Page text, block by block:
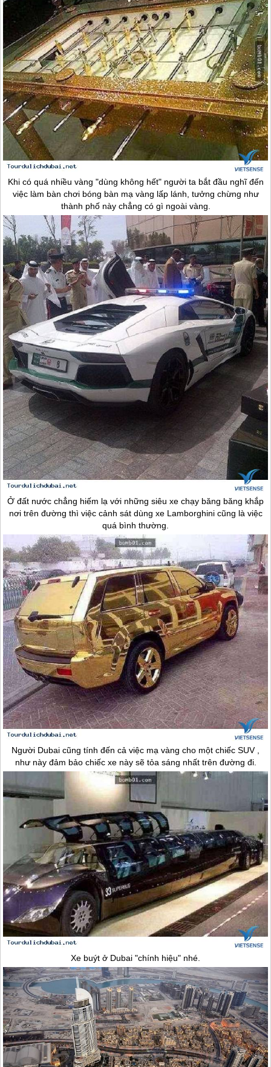
Khi có quá nhiều vàng "dùng không hết" người ta bắt đầu nghĩ đến
việc làm bàn chơi bóng bàn mạ vàng lấp lánh, tưởng chừng như
thành phố này chẳng có gì ngoài vàng.
Ở đất nước chẳng hiếm lạ với những siêu xe chạy băng băng khắp
nơi trên đường thì việc cảnh sát dùng xe Lamborghini cũng là việc
quá bình thường.
Người Dubai cũng tính đến cả việc mạ vàng cho một chiếc SUV ,
như này đảm bảo chiếc xe này sẽ tỏa sáng nhất trên đường đi.
Xe buýt ở Dubai "chính hiệu" nhé.